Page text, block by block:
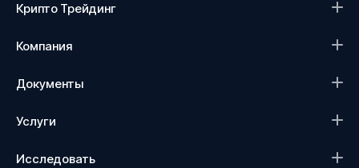
Крипто Трейдинг
Компания
Документы
Услуги
Исследовать